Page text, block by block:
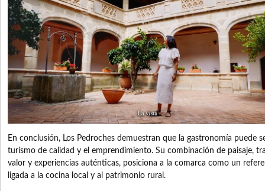
En conclusión, Los Pedroches demuestran que la gastronomía puede
turismo de calidad y el emprendimiento. Su combinación de paisaje,
valor y experiencias auténticas, posiciona a la comarca como un
ligada a la cocina local y al patrimonio rural.